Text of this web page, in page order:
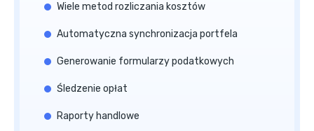
Wiele metod rozliczania kosztów
Automatyczna synchronizacja portfela
Generowanie formularzy podatkowych
Śledzenie opłat
Raporty handlowe